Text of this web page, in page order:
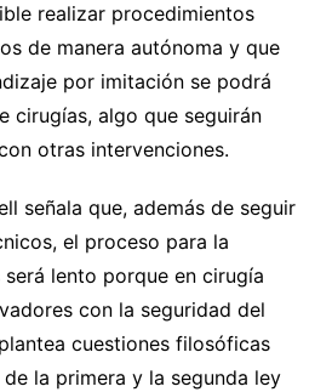
realizar procedimientos
de manera autónoma y que
por imitación se podrá
cirugías, algo que seguirán
otras intervenciones.
señala que, además de seguir
el proceso para la
lento porque en cirugía
con la seguridad del
cuestiones filosóficas
la primera y la segunda ley